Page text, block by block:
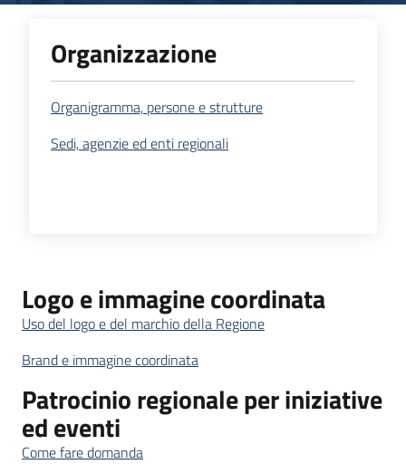
Organizzazione
Organigramma, persone e strutture
Sedi, agenzie ed enti regionali
Logo e immagine coordinata
Uso del logo e del marchio della Regione
Brand e immagine coordinata
Patrocinio regionale per iniziative
ed eventi
Come fare domanda